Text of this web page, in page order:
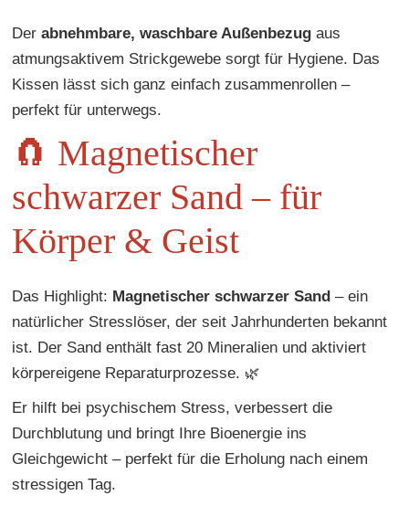
Der abnehmbare, waschbare Außenbezugaus
atmungsaktivem Strickgewebe sorgt für Hygiene. Das
Kissen lässt sich ganz einfach zusammenrollen –
perfekt für unterwegs.
🧲 Magnetischer
schwarzer Sand – für
Körper & Geist
Das Highlight: Magnetischer schwarzer Sand– ein
natürlicher Stresslöser, der seit Jahrhunderten bekannt
ist. Der Sand enthält fast 20 Mineralien und aktiviert
körpereigene Reparaturprozesse. 🌿
Er hilft bei psychischem Stress, verbessert die
Durchblutung und bringt Ihre Bioenergie ins
Gleichgewicht – perfekt für die Erholung nach einem
stressigen Tag.